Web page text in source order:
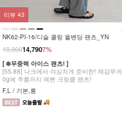
NK62-PI-16/디슬 쿨링 올밴딩 팬츠_YN
7%
15,90014,790
[ ❄️무중력 아이스 팬츠! ]
[55-88] 나크에서 야심차게 준비한! 체감무게
0g에 주름까지 예쁜 크링클 팬츠!
F,L / 기본,롱
리뷰 43